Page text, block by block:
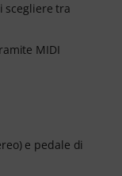
scegliere tra
MIDI
e pedale di